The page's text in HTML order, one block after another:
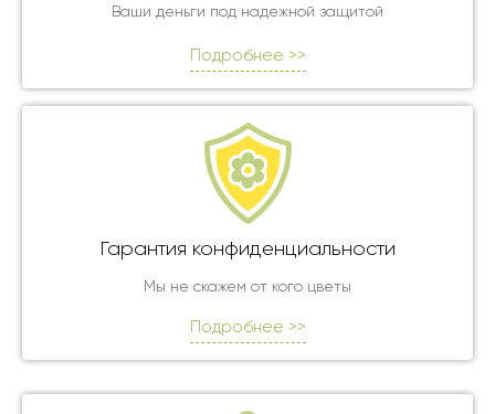
Ваши деньги под надежной защитой
Подробнее >>
Гарантия конфиденциальности
Мы не скажем от кого цветы
Подробнее >>